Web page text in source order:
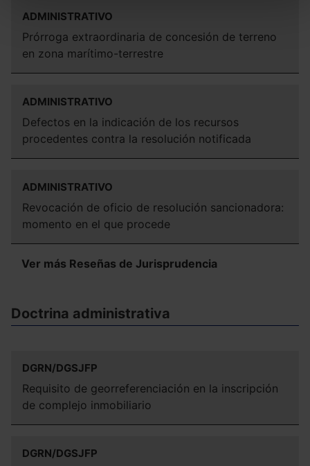
todas las cookies excepto aquellas imprescindibles.
seleccionar solo aquellas que quieras permitir en tu
navegador. Si no seleccionas ninguna utilizaremos las
que sean indispensables para la navegación.
Saber más acerca de las cookies
ADMINISTRATIVO
Prórroga extraordinaria de concesión de terreno
en zona marítimo-terrestre
ADMINISTRATIVO
Defectos en la indicación de los recursos
procedentes contra la resolución notificada
ADMINISTRATIVO
Revocación de oficio de resolución sancionadora:
momento en el que procede
Ver más Reseñas de Jurisprudencia
Doctrina administrativa
DGRN/DGSJFP
Requisito de georreferenciación en la inscripción
de complejo inmobiliario
DGRN/DGSJFP